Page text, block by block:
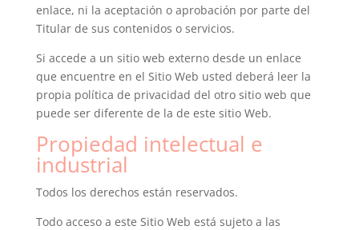
enlace, ni la aceptación o aprobación por parte del
Titular de sus contenidos o servicios.
Si accede a un sitio web externo desde un enlace
que encuentre en el Sitio Web usted deberá leer la
propia política de privacidad del otro sitio web que
puede ser diferente de la de este sitio Web.
Propiedad intelectual e
industrial
Todos los derechos están reservados.
Todo acceso a este Sitio Web está sujeto a las